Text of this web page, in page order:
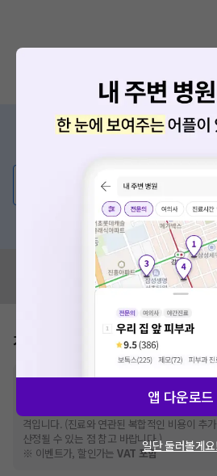
증상/치료, 궁금한 점
💬 무엇이든 물어보세요
혹은, 의료상담 서비스에 다양한
혹시 잘못된 병원정보가 있나요?
모두닥 팀에 알려주세요!
가격표
※비급여 항목의 경우,추가비용 등으로 실제
한 가격은 해당 의료기관에 직접 문의해주세요.
건강보험심사평가원
격입니다. (진료와 연관된 복합적인 비용이 추
산정될 수 있는 점 참고 바랍니다.)
※ 이벤트가, 할인가는VAT 포함
앱 다운로드
일단 둘러볼게요!